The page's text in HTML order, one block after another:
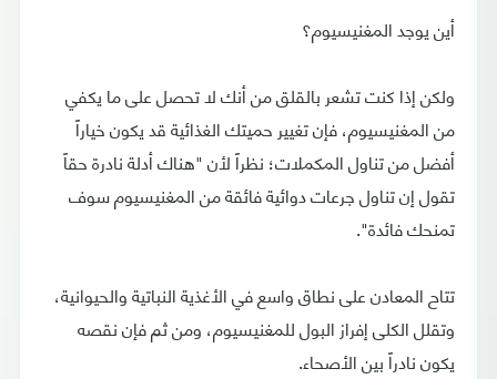
أين يوجد المغنيسيوم؟
ولكن إذا كنت تشعر بالقلق من أنك لا تحصل على ما يكفي
من المغنيسيوم، فإن تغيير حميتك الغذائية قد يكون خياراً
أفضل من تناول المكملات؛ نظراً لأن "هناك أدلة نادرة حقاً
تقول إن تناول جرعات دوائية فائقة من المغنيسيوم سوف
تمنحك فائدة".
تتاح المعادن على نطاق واسع في الأغذية النباتية والحيوانية،
وتقلل الكلى إفراز البول للمغنيسيوم، ومن ثم فإن نقصه
يكون نادراً بين الأصحاء.